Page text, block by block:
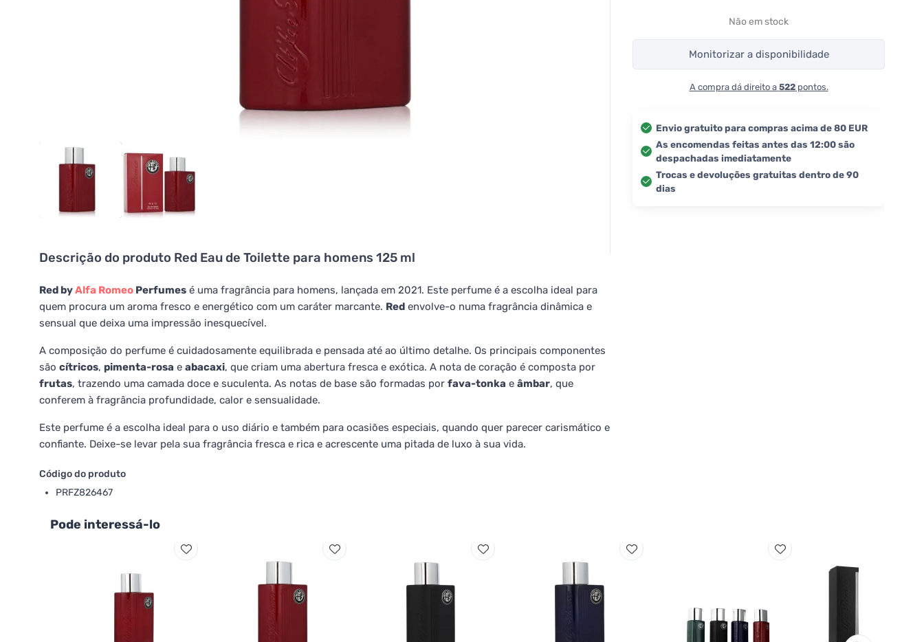
Descrição do produto Red Eau de Toilette para homens 125 ml
Red byAlfa Romeo Perfumes é uma fragrância para homens, lançada em 2021. Este perfume é a escolha ideal para
quem procura um aroma fresco e energético com um caráter marcante. Red envolve-o numa fragrância dinâmica e
sensual que deixa uma impressão inesquecível.
A composição do perfume é cuidadosamente equilibrada e pensada até ao último detalhe. Os principais componentes
são cítricos, pimenta-rosa e abacaxi, que criam uma abertura fresca e exótica. A nota de coração é composta por
frutas, trazendo uma camada doce e suculenta. As notas de base são formadas por fava-tonka e âmbar, que
conferem à fragrância profundidade, calor e sensualidade.
Este perfume é a escolha ideal para o uso diário e também para ocasiões especiais, quando quer parecer carismático e
confiante. Deixe-se levar pela sua fragrância fresca e rica e acrescente uma pitada de luxo à sua vida.
Código do produto
PRFZ826467
Não em stock
Monitorizar a disponibilidade
A compra dá direito a 522pontos.
Envio gratuito para compras acima de 80 EUR
As encomendas feitas antes das 12:00 são
despachadas imediatamente
Trocas e devoluções gratuitas dentro de 90
dias
Pode interessá-lo